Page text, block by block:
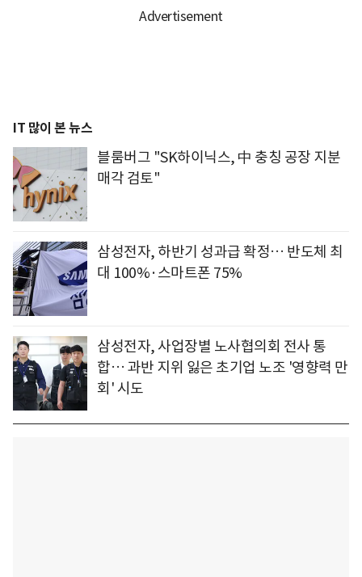
IT 많이 본 뉴스
블룸버그 "SK하이닉스, 中 충칭 공장 지분
매각 검토"
삼성전자, 하반기 성과급 확정… 반도체 최
대 100%·스마트폰 75%
삼성전자, 사업장별 노사협의회 전사 통
합… 과반 지위 잃은 초기업 노조 '영향력 만
회' 시도